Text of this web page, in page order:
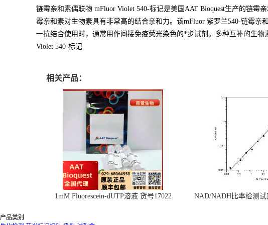
链霉亲和素偶联物 mFluor Violet 540-标记是美国AAT Bioquest生产的链
霉亲和素对生物素具有非常高的结合亲和力。该mFluor 紫罗兰540-链霉
一抗结合使用时，通常用作间接免疫荧光染色的*步试剂。多种互补的生
Violet 540-标记
相关产品：
1mM Fluorescein-dUTP溶液 货号17022
NAD/NADH比率检测
产品类别